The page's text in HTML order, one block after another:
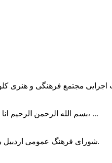
بسم الله الرحمن الرحیم انا لله و انا الیه راجعون با نهایت تاثر و تاسف باخبر شدیم هنرمند برجسته ایران و فرزند اردبیل، ...
شورای فرهنگ عمومی اردبیل با توجه به ترکیب اعضا و رویکرد عملیاتی، می‌تواند الگویی برای سایر استان‌های کشور باشد.